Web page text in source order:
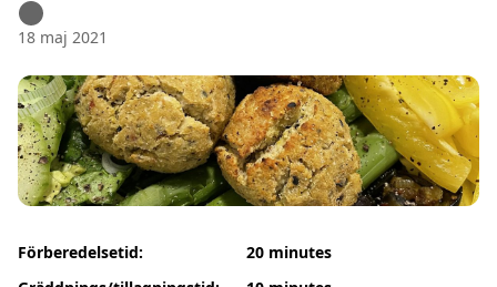
18 maj 2021
Förberedelsetid:
20 minutes